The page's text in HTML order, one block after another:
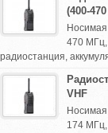
(400-
470 МГц,
радиостанция,
VHF
174 МГц,